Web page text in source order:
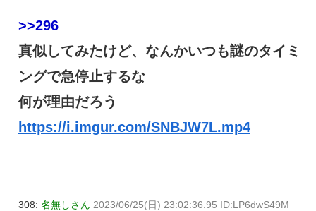
>>296
真似してみたけど、なんかいつも謎のタイミ
ングで急停止するな
何が理由だろう
https://i.imgur.com/SNBJW7L.mp4
308: 名無しさん 2023/06/25(日) 23:02:36.95 ID:LP6dwS49M